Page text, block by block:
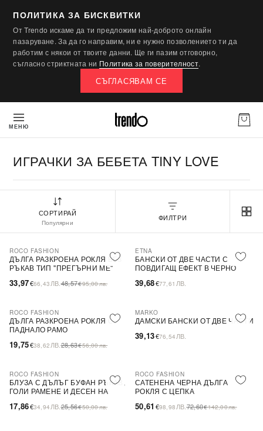
ПОЛИТИКА ЗА БИСКВИТКИ
От Trendo искаме да ти предложим най-доброто онлайн
пазаруване. За да го направим, ни е нужно позволението ти да
работим с някои от твоите данни. Ще ги пазим отговорно,
съгласно стриктната ни Политика за поверителност.
СЪГЛАСЯВАМ СЕ
МЕНЮ
ИГРАЧКИ ЗА БЕБЕТА TINY LOVE
СОРТИРАЙ
Популярни
ФИЛТРИ
-30%
ROCO FASHION
ДЪЛГА РАЗКРОЕНА РОКЛЯ БЕЗ
РЪКАВ ТИП ''ПРЕГЪРНИ МЕ''
33,97€66,43 ЛВ.48,57€95,00лв.
ETNA
БАНСКИ ОТ ДВЕ ЧАСТИ С
ПОВДИГАЩ ЕФЕКТ В ЧЕРНО
39,68€77,61 ЛВ.
-31%
ROCO FASHION
ДЪЛГА РАЗКРОЕНА РОКЛЯ С
ПАДНАЛО РАМО
19,75€38,62 ЛВ.28,63€56,00лв.
MARKO
ДАМСКИ БАНСКИ ОТ ДВЕ ЧАСТИ
39,13€76,54 ЛВ.
-30%
ROCO FASHION
БЛУЗА С ДЪЛЪГ БУФАН РЪКАВ,
ГОЛИ РАМЕНЕ И ДЕСЕН НА
17,86€34,94 ЛВ.25,56€50,00лв.
-30%
ROCO FASHION
САТЕНЕНА ЧЕРНА ДЪЛГА
РОКЛЯ С ЦЕПКА
50,61 €98,98 ЛВ.72,60€142,00лв.